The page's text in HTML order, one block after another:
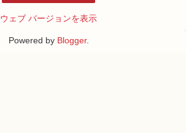
ウェブ バージョンを表示
Powered by Blogger.